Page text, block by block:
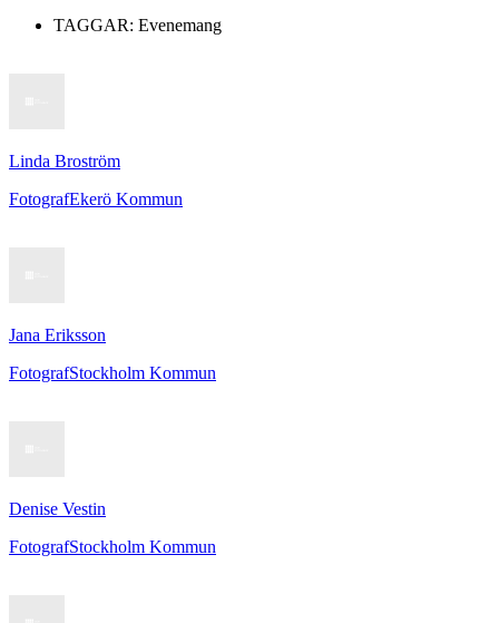
TAGGAR: Evenemang
Linda Broström
FotografEkerö Kommun
Jana Eriksson
FotografStockholm Kommun
Denise Vestin
FotografStockholm Kommun